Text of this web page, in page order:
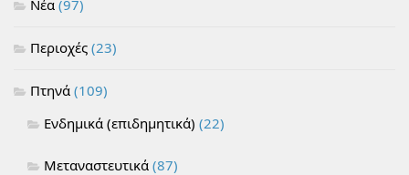
Νέα (97)
Περιοχές (23)
Πτηνά (109)
Ενδημικά (επιδημητικά) (22)
Μεταναστευτικά (87)